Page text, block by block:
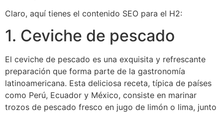
Claro, aquí tienes el contenido SEO para el H2:
1. Ceviche de pescado
El ceviche de pescado es una exquisita y refrescante
preparación que forma parte de la gastronomía
latinoamericana. Esta deliciosa receta, típica de países
como Perú, Ecuador y México, consiste en marinar
trozos de pescado fresco en jugo de limón o lima, junto